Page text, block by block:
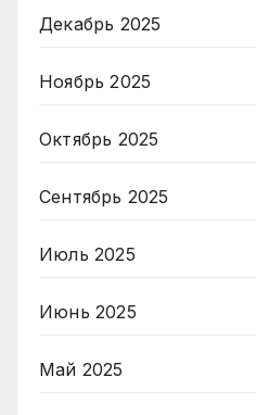
Декабрь 2025
Ноябрь 2025
Октябрь 2025
Сентябрь 2025
Июль 2025
Июнь 2025
Май 2025